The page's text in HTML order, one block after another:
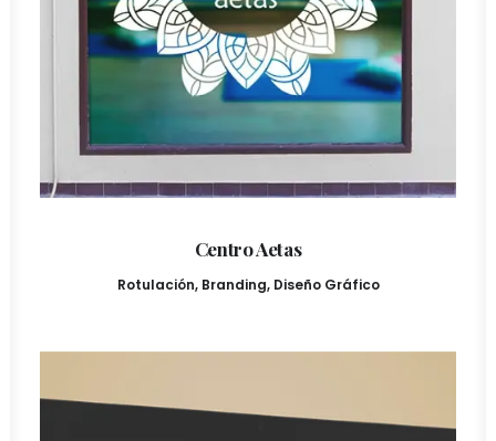
Centro Aetas
Rotulación Branding Diseño Gráfico